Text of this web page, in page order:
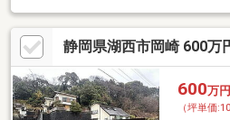
静岡県湖西市岡崎 600万
600万円
（坪単価